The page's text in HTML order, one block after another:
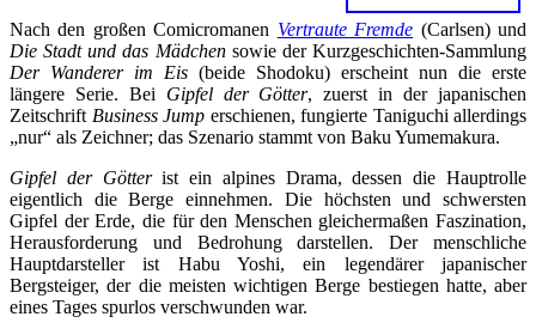
Nach den großen Comicromanen Vertraute Fremde (Carlsen) und
Die Stadt und das Mädchensowie der Kurzgeschichten-Sammlung
Der Wanderer im Eis (beide Shodoku) erscheint nun die erste
längere Serie. Bei Gipfel der Götter, zuerst in der japanischen
Zeitschrift Business Jump erschienen, fungierte Taniguchi allerdings
„nur“ als Zeichner; das Szenario stammt von Baku Yumemakura.
Gipfel der Götterist ein alpines Drama, dessen die Hauptrolle
eigentlich die Berge einnehmen. Die höchsten und schwersten
Gipfel der Erde, die für den Menschen gleichermaßen Faszination,
Herausforderung und Bedrohung darstellen. Der menschliche
Hauptdarsteller ist Habu Yoshi, ein legendärer japanischer
Bergsteiger, der die meisten wichtigen Berge bestiegen hatte, aber
eines Tages spurlos verschwunden war.